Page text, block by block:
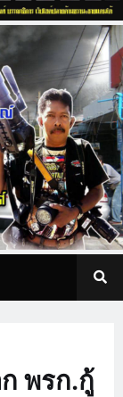
พรก.กู้